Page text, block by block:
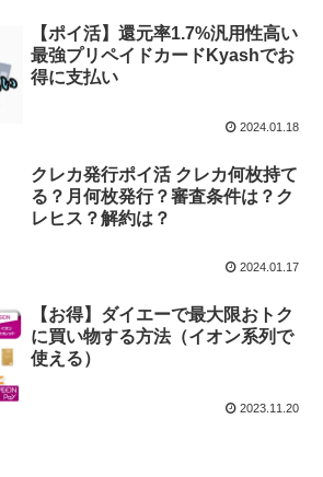
【ポイ活】還元率1.7%汎用性高い
最強プリペイドカードKyashでお
得に支払い
2024.01.18
クレカ発行ポイ活 クレカ何枚持て
る？月何枚発行？審査条件は？ク
レヒス？解約は？
2024.01.17
【お得】ダイエーで最大限おトク
に買い物する方法（イオン系列で
使える）
2023.11.20